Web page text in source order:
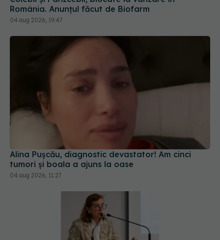
Alina Pușcău, diagnostic devastator! Am cinci
tumori și boala a ajuns la oase
04 aug 2026, 11:27